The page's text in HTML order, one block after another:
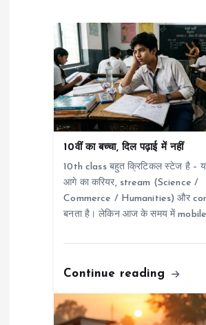
10वीं का बच्चा, दिल पढ़ाई में नहीं
10th class बहुत क्रिटिकल स्टेज है –
आगे का करियर, stream (Science /
Commerce / Humanities) और
बनता है। लेकिन आज के समय में
Continue reading